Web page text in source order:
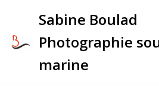
Aller
au
contenu
Sabine Boulad
Photographie
marine